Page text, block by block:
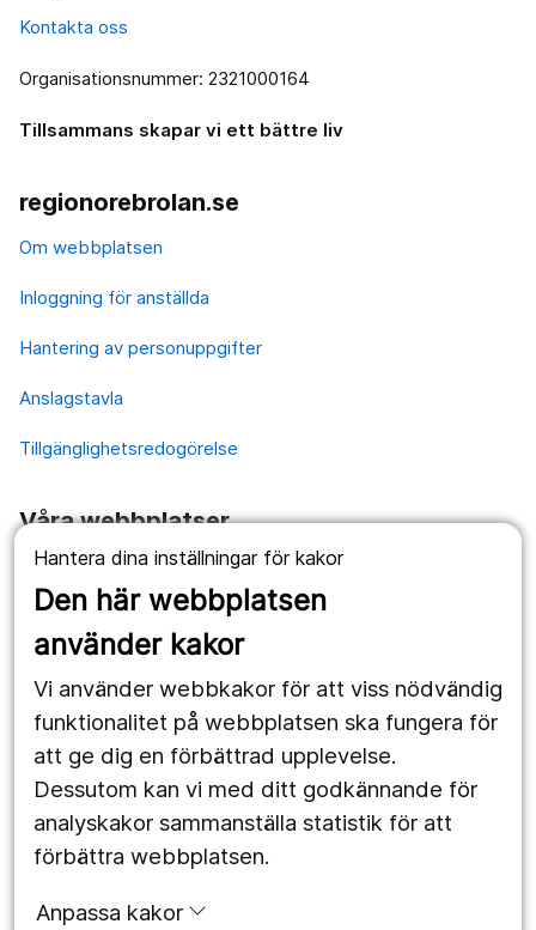
Hantera dina inställningar för kakor
Den här webbplatsen
använder kakor
Vi använder webbkakor för att viss nödvändig
funktionalitet på webbplatsen ska fungera för
att ge dig en förbättrad upplevelse.
Dessutom kan vi med ditt godkännande för
analyskakor sammanställa statistik för att
förbättra webbplatsen.
Anpassa kakor
Kontakta oss
Organisationsnummer: 2321000164
Tillsammans skapar vi ett bättre liv
regionorebrolan.se
Om webbplatsen
Inloggning för anställda
Hantering av personuppgifter
Anslagstavla
Tillgänglighetsredogörelse
Våra webbplatser
1177.se
Länstrafiken
Utveckling
Följ oss
Facebook